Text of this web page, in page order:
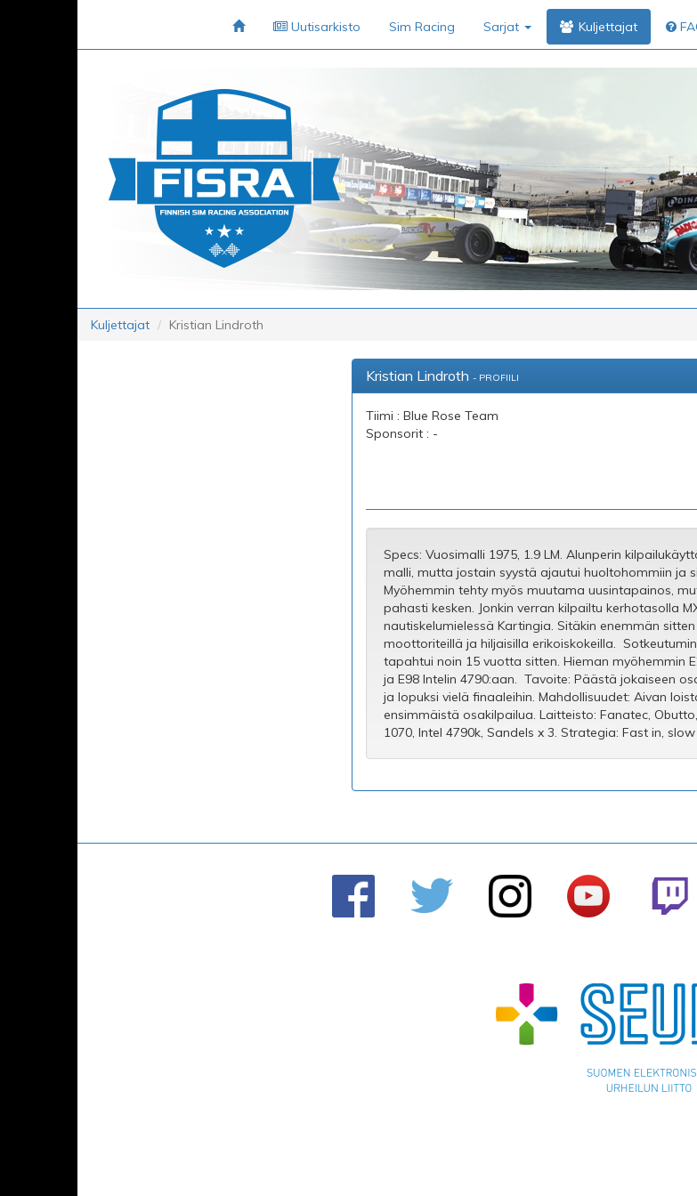
Uutisarkisto Sim Racing Sarjat Kuljettajat
Kuljettajat Kristian Lindroth
Kristian Lindroth - PROFIILI
Tiimi : Blue Rose Team
Sponsorit : -
Specs: Vuosimalli 1975, 1.9 LM. Alunperin
malli, mutta jostain syystä ajautui huoltohommiin ja
Myöhemmin tehty myös muutama uusintapainos,
pahasti kesken. Jonkin verran kilpailtu kerhotasolla
nautiskelumielessä Kartingia. Sitäkin enemmän
moottoriteillä ja hiljaisilla erikoiskokeilla.
tapahtui noin 15 vuotta sitten. Hieman myöhemmin
ja E98 Intelin 4790:aan. Tavoite: Päästä jokaiseen
ja lopuksi vielä finaaleihin. Mahdollisuudet: Aivan
ensimmäistä osakilpailua. Laitteisto: Fanatec,
1070, Intel 4790k, Sandels x 3. Strategia: Fast in,